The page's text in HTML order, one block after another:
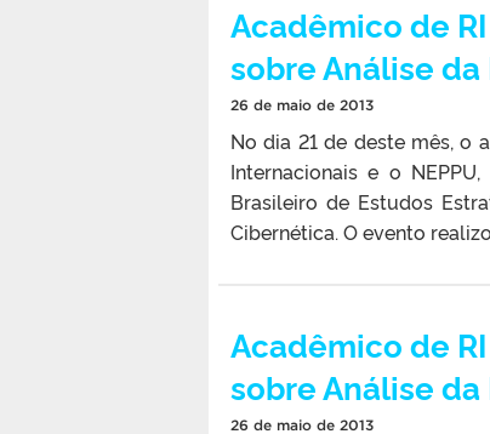
Acadêmico de
sobre Análise
26 de maio de 2013
No dia 21 de deste mês, o
Internacionais e o
Brasileiro de Estudos
Cibernética. O evento
Acadêmico de
sobre Análise
26 de maio de 2013